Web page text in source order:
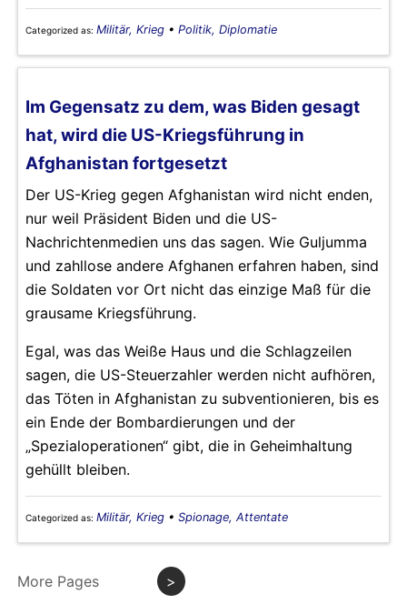
Categorized as: Militär, Krieg • Politik, Diplomatie
Im Gegensatz zu dem, was Biden gesagt
hat, wird die US-Kriegsführung in
Afghanistan fortgesetzt
Der US-Krieg gegen Afghanistan wird nicht enden,
nur weil Präsident Biden und die US-
Nachrichtenmedien uns das sagen. Wie Guljumma
und zahllose andere Afghanen erfahren haben, sind
die Soldaten vor Ort nicht das einzige Maß für die
grausame Kriegsführung.
Egal, was das Weiße Haus und die Schlagzeilen
sagen, die US-Steuerzahler werden nicht aufhören,
das Töten in Afghanistan zu subventionieren, bis es
ein Ende der Bombardierungen und der
„Spezialoperationen“ gibt, die in Geheimhaltung
gehüllt bleiben.
Categorized as: Militär, Krieg • Spionage, Attentate
More Pages >